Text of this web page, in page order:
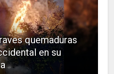
quemaduras
en su